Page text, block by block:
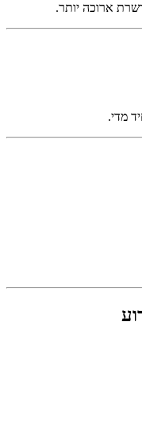
מדי.